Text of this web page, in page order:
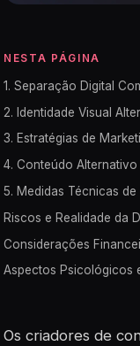
NESTA PÁGINA
1. Separação Digital
2. Identidade Visual
3. Estratégias de
4. Conteúdo
5. Medidas Técnicas
Riscos e Realidade da
Considerações
Aspectos Psicológicos
Os criadores de